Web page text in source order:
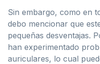
Sin embargo, como en
debo mencionar que
pequeñas desventajas.
han experimentado
auriculares, lo cual